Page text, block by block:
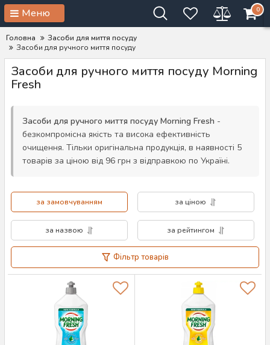
Меню 0
Головна
Засоби для миття посуду
Засоби для ручного миття посуду
Засоби для ручного миття посуду Morning
Fresh
Засоби для ручного миття посуду Morning Fresh -
безкомпромісна якість та висока ефективність
очищення. Тільки оригінальна продукція, в наявності 5
товарів за ціною від 96 грн з відправкою по Україні.
за замовчуванням за ціною
за назвою за рейтингом
Фільтр товарів